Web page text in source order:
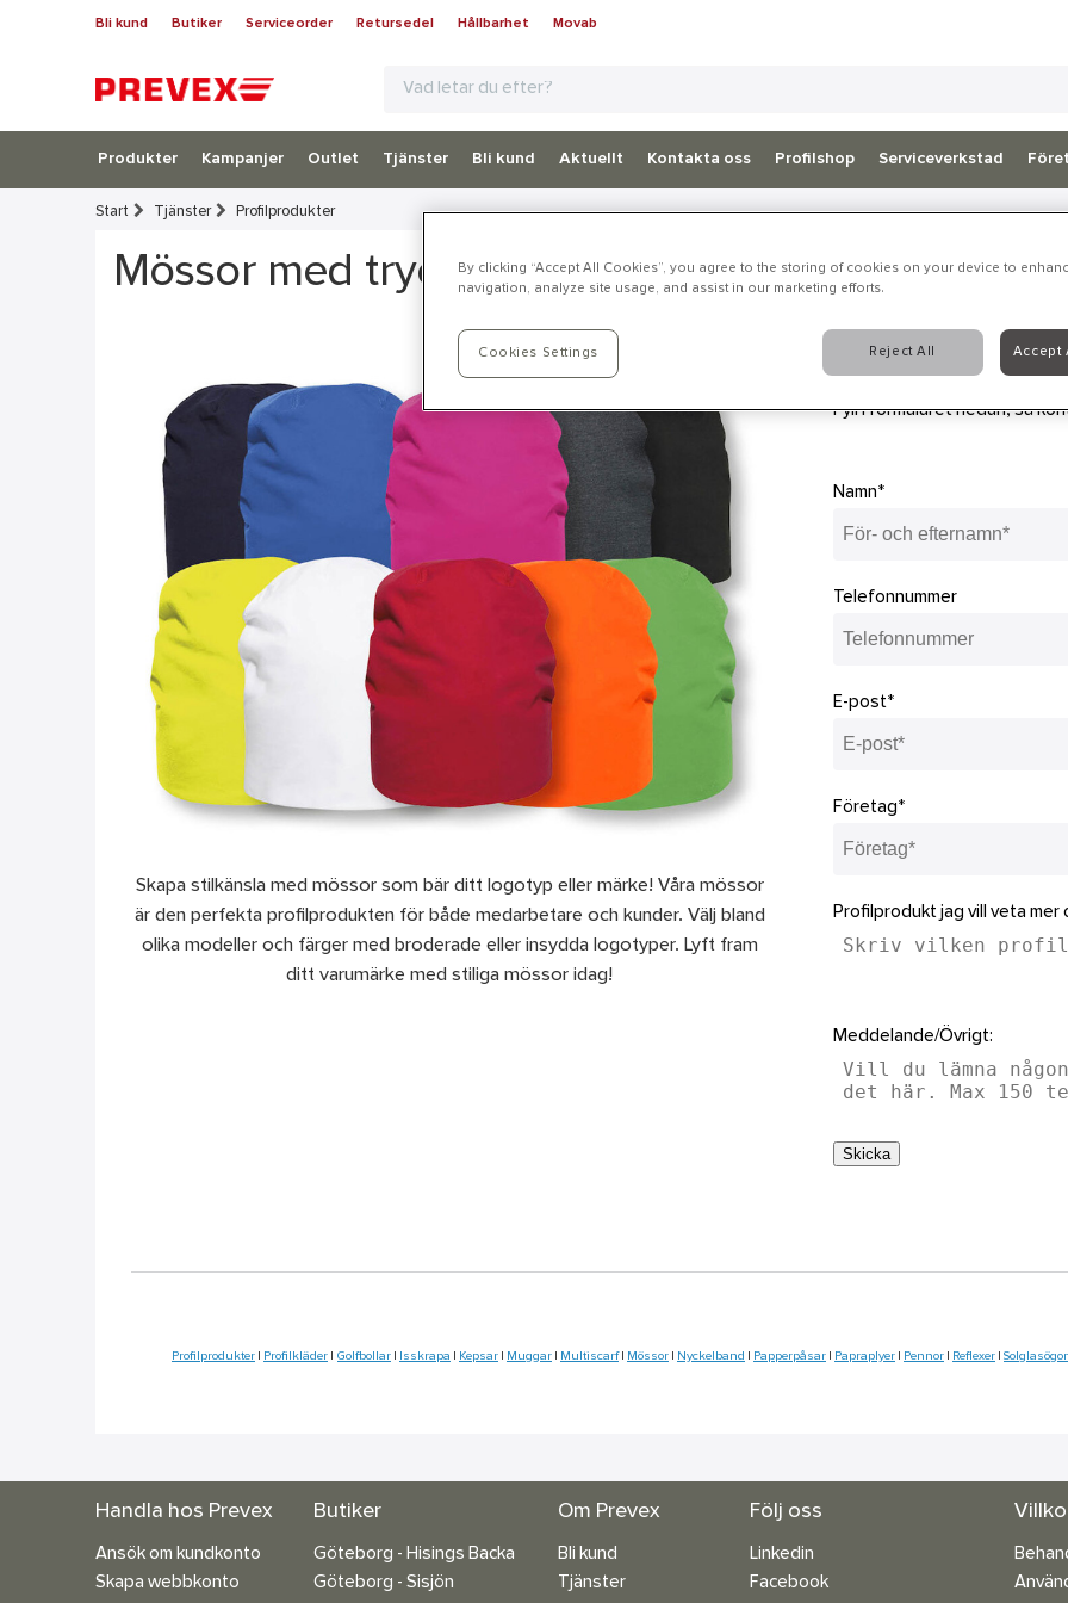
Bli kund Butiker Serviceorder Retursedel Hållbarhet Movab
Produkter Kampanjer Outlet Tjänster Bli kund Aktuellt Kontakta oss Profilshop Serviceverkstad
Start Tjänster Profilprodukter
Mössor med tryck
Skapa stilkänsla med mössor som bär ditt logotyp eller märke! Våra mössor
är den perfekta profilprodukten för både medarbetare och kunder. Välj bland
olika modeller och färger med broderade eller insydda logotyper. Lyft fram
ditt varumärke med stiliga mössor idag!
Intresserad och
Fyll i formuläret nedan, så
Namn*
Telefonnummer
E-post*
Företag*
Profilprodukt jag vill veta mer
Meddelande/Övrigt:
Skicka
Profilprodukter Profilkläder Golfbollar Isskrapa Kepsar Muggar Multiscarf Mössor Nyckelband Papperpåsar Papraplyer Pennor Reflexer
Handla hos Prevex
Ansök om kundkonto
Skapa webbkonto
Butiker
Göteborg - Hisings Backa
Göteborg - Sisjön
Om Prevex
Bli kund
Tjänster
Följ oss
Linkedin
Facebook
By clicking “Accept All Cookies”, you agree to the storing of cookies on your device to
navigation, analyze site usage, and assist in our marketing efforts.
Cookies Settings Reject All Accept